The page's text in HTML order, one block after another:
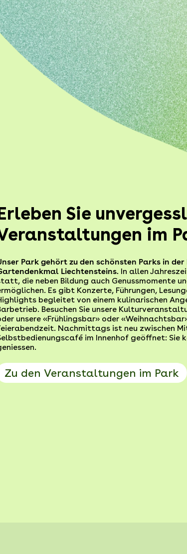
Sie
im
Park gehört zu den schönsten Parks in
Liechtensteins. In allen
die neben Bildung auch Genussmomente
Es gibt Konzerte, Führungen,
begleitet von einem kulinarischen
Besuchen Sie unsere
unsere «Frühlingsbar» oder
Nachmittags ist neu zwischen
im Innenhof geöffnet: Sie
Zu den Veranstaltungen im Park